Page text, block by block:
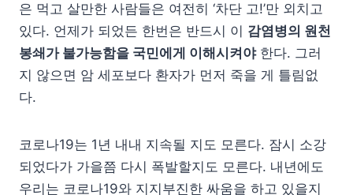
은 먹고 살만한 사람들은 여전히 ‘차단 고!’만 외치고
있다. 언제가 되었든 한번은 반드시 이 감염병의 원천
봉쇄가 불가능함을 국민에게 이해시켜야한다. 그러
지 않으면 암 세포보다 환자가 먼저 죽을 게 틀림없
다.
코로나19는 1년 내내 지속될 지도 모른다. 잠시 소강
되었다가 가을쯤 다시 폭발할지도 모른다. 내년에도
우리는 코로나19와 지지부진한 싸움을 하고 있을지